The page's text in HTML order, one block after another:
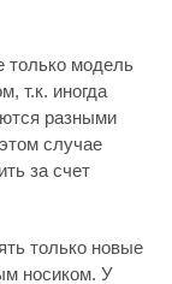
только модель
т.к. иногда
разными
случае
за счет
только новые
носиком. У